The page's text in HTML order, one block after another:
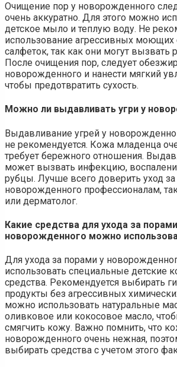
Очищение пор у новорожденного
очень аккуратно. Для этого можно
детское мыло и теплую воду. Не
использование агрессивных моющих
салфеток, так как они могут вызвать
После очищения пор, следует
новорожденного и нанести мягкий
чтобы предотвратить сухость.
Можно ли выдавливать угри у
Выдавливание угрей у
не рекомендуется. Кожа младенца
требует бережного отношения.
может вызвать инфекцию,
рубцы. Лучше всего доверить уход
новорожденного профессионалам,
или дерматолог.
Какие средства для ухода за
новорожденного можно
Для ухода за порами у
использовать специальные детские
средства. Рекомендуется выбирать
продукты без агрессивных
можно использовать натуральные
оливковое или кокосовое масло,
смягчить кожу. Важно помнить, что
новорожденного очень нежная,
выбирать средства с учетом этого